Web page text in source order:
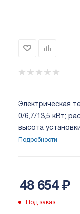
Электрическая
0/6,7/13,5 кВт;
высота
мм; установка:
Подробности
48 654₽
Под заказ